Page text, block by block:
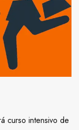
curso intensivo de